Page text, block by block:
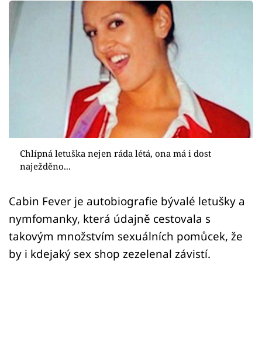
Virály
Sex a vztahy
Sledujte prima+
Přihlášení
Sledujte nás
Chlípná letuška nejen ráda létá, ona má i dost
naježděno...
Cabin Fever je autobiografie bývalé letušky a
nymfomanky, která údajně cestovala s
takovým množstvím sexuálních pomůcek, že
by i kdejaký sex shop zezelenal závistí.